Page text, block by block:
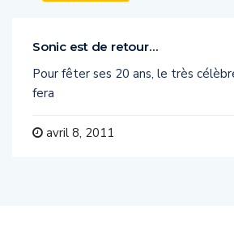
Sonic est de retour…
Pour fêter ses 20 ans, le très
fera
avril 8, 2011